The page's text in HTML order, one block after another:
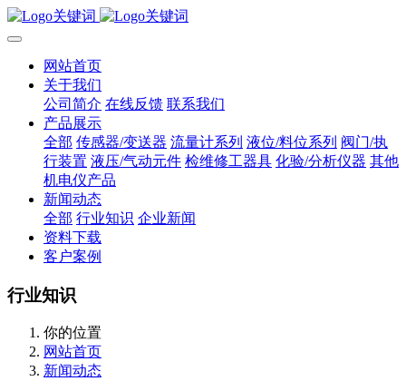
网站首页
关于我们
公司简介 在线反馈 联系我们
产品展示
全部 传感器/变送器 流量计系列 液位/料位系列 阀门/执
行装置 液压/气动元件 检维修工器具 化验/分析仪器 其他
机电仪产品
新闻动态
全部 行业知识 企业新闻
资料下载
客户案例
行业知识
你的位置
网站首页
新闻动态